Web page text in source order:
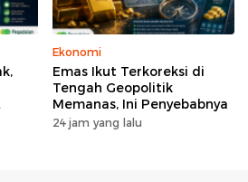
Ekonomi
Emas Ikut Terkoreksi di
Tengah Geopolitik
Memanas, Ini Penyebabnya
24 jam yang lalu